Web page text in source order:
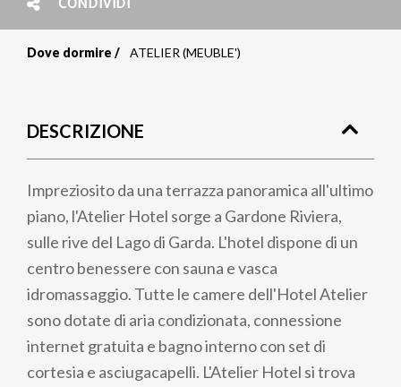
CONDIVIDI
pane
Dove dormire ATELIER (MEUBLE')
DESCRIZIONE
Impreziosito da una terrazza panoramica all'ultimo
piano, l'Atelier Hotel sorge a Gardone Riviera,
sulle rive del Lago di Garda. L'hotel dispone di un
centro benessere con sauna e vasca
idromassaggio. Tutte le camere dell'Hotel Atelier
sono dotate di aria condizionata, connessione
internet gratuita e bagno interno con set di
cortesia e asciugacapelli. L'Atelier Hotel si trova